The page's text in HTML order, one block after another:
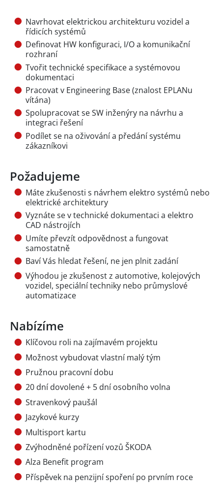
Navrhovat elektrickou architekturu vozidel a
řídicích systémů
Definovat HW konfiguraci, I/O a komunikační
rozhraní
Tvořit technické specifikace a systémovou
dokumentaci
Pracovat v Engineering Base (znalost EPLANu
vítána)
Spolupracovat se SW inženýry na návrhu a
integraci řešení
Podílet se na oživování a předání systému
zákazníkovi
Požadujeme
Máte zkušenosti s návrhem elektro systémů nebo
elektrické architektury
Vyznáte se v technické dokumentaci a elektro
CAD nástrojích
Umíte převzít odpovědnost a fungovat
samostatně
Baví Vás hledat řešení, ne jen plnit zadání
Výhodou je zkušenost z automotive, kolejových
vozidel, speciální techniky nebo průmyslové
automatizace
Nabízíme
Klíčovou roli na zajímavém projektu
Možnost vybudovat vlastní malý tým
Pružnou pracovní dobu
20 dní dovolené + 5 dní osobního volna
Stravenkový paušál
Jazykové kurzy
Multisport kartu
Zvýhodněné pořízení vozů ŠKODA
Alza Benefit program
Příspěvek na penzijní spoření po prvním roce